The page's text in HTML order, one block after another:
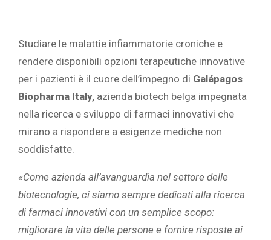
Studiare le malattie infiammatorie croniche e
rendere disponibili opzioni terapeutiche innovative
per i pazienti è il cuore dell’impegno di Galápagos
Biopharma Italy, azienda biotech belga impegnata
nella ricerca e sviluppo di farmaci innovativi che
mirano a rispondere a esigenze mediche non
soddisfatte.
«Come azienda all’avanguardia nel settore delle
biotecnologie, ci siamo sempre dedicati alla ricerca
di farmaci innovativi con un semplice scopo:
migliorare la vita delle persone e fornire risposte ai